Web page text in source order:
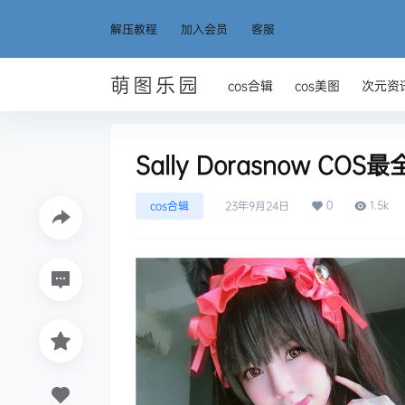
解压教程 加入会员 客服
萌图乐园 cos合辑 cos美图 次元资
Sally Dorasnow COS最
cos合辑 23年9月24日 0 1.5k